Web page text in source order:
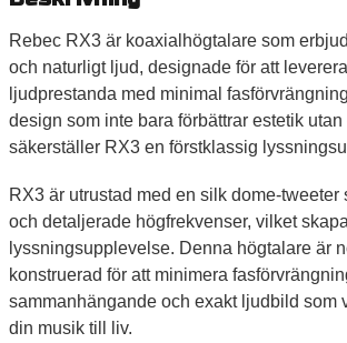
Rebec RX3 är koaxialhögtalare som
och naturligt ljud, designade för att
ljudprestanda med minimal
design som inte bara förbättrar estetik
säkerställer RX3 en förstklassig
RX3 är utrustad med en silk dome-tweeter
och detaljerade högfrekvenser, vilket
lyssningsupplevelse. Denna högtalare är
konstruerad för att minimera
sammanhängande och exakt ljudbild som
din musik till liv.